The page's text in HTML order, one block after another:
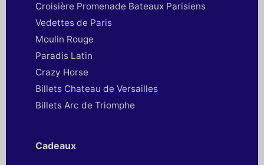
Croisière Promenade Bateaux Parisiens
Vedettes de Paris
Moulin Rouge
Paradis Latin
Crazy Horse
Billets Chateau de Versailles
Billets Arc de Triomphe
Cadeaux